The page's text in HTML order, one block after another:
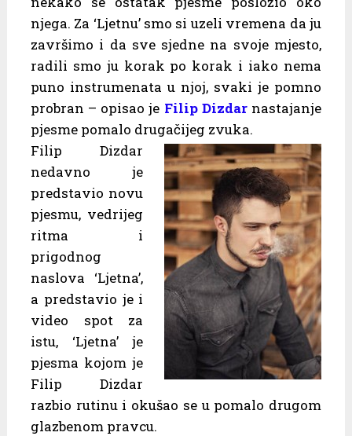
njega. Za ‘Ljetnu’ smo si uzeli vremena da ju
završimo i da sve sjedne na svoje mjesto,
radili smo ju korak po korak i iako nema
puno instrumenata u njoj, svaki je pomno
probran – opisao je Filip Dizdarnastajanje
pjesme pomalo drugačijeg zvuka.
Filip Dizdar
nedavno je
predstavio novu
pjesmu, vedrijeg
ritma i
prigodnog
naslova ‘Ljetna’,
a predstavio je i
video spot za
istu, ‘Ljetna’ je
pjesma kojom je
Filip Dizdar
razbio rutinu i okušao se u pomalo drugom
glazbenom pravcu.